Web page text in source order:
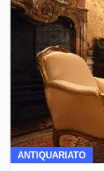
ANTIQUARIATO